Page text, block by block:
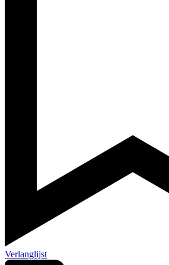
Verlanglijst